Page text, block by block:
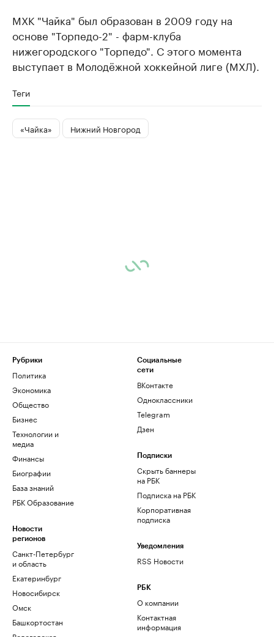
МХК "Чайка" был образован в 2009 году на
основе "Торпедо-2" - фарм-клуба
нижегородского "Торпедо". С этого момента
выступает в Молодёжной хоккейной лиге (МХЛ).
Теги
«Чайка» Нижний Новгород
Рубрики
Политика
Экономика
Общество
Бизнес
Технологии и
медиа
Финансы
Биографии
База знаний
РБК Образование
Новости
регионов
Санкт-Петербург
и область
Екатеринбург
Новосибирск
Омск
Башкортостан
Социальные
сети
ВКонтакте
Одноклассники
Telegram
Дзен
Подписки
Скрыть баннеры
на РБК
Подписка на РБК
Корпоративная
подписка
Уведомления
RSS Новости
РБК
О компании
Контактная
информация